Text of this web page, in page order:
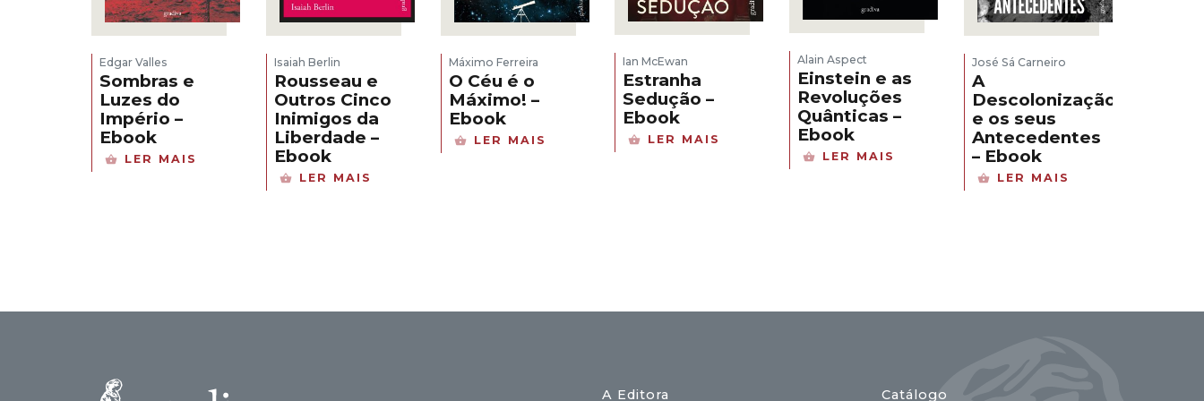
Edgar Valles
Sombras e
Luzes do
Império –
Ebook
LER MAIS
Isaiah Berlin
Rousseau e
Outros Cinco
Inimigos da
Liberdade –
Ebook
LER MAIS
Máximo Ferreira
O Céu é o
Máximo! –
Ebook
LER MAIS
Ian McEwan
Estranha
Sedução –
Ebook
LER MAIS
Alain Aspect
Einstein e as
Revoluções
Quânticas –
Ebook
LER MAIS
José Sá Carneiro
A
Descolonização
e os seus
Antecedentes
– Ebook
LER MAIS
A Editora Catálogo